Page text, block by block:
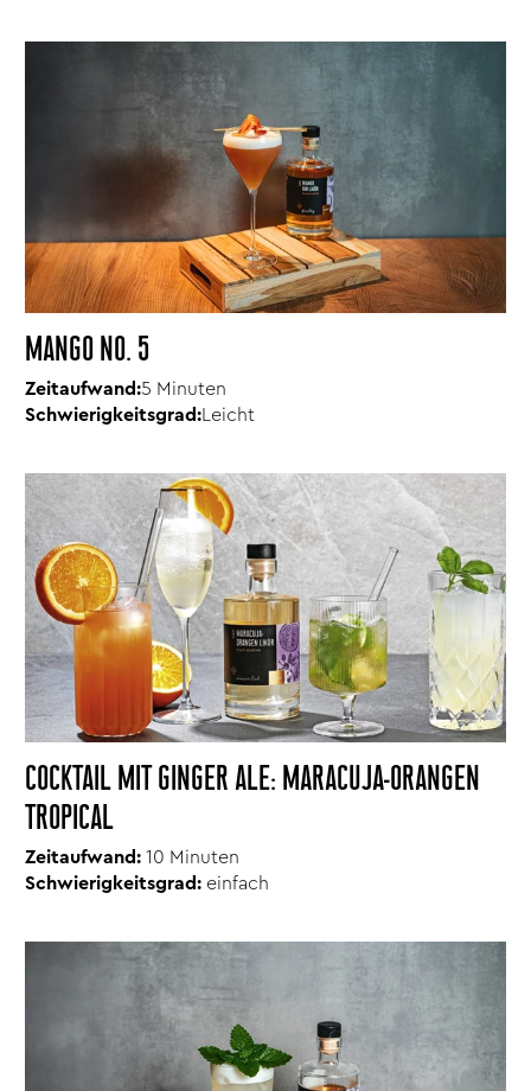
MANGO NO. 5
Zeitaufwand:5 Minuten
Schwierigkeitsgrad: Leicht
COCKTAIL MIT GINGER ALE: MARACUJA-ORANGEN
TROPICAL
Zeitaufwand: 10 Minuten
Schwierigkeitsgrad: einfach